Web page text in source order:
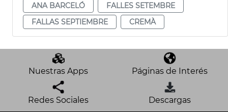
ANA BARCELÓ
FALLES SETEMBRE
FALLAS SEPTIEMBRE
CREMÀ
Nuestras Apps Páginas de Interés
Redes Sociales Descargas